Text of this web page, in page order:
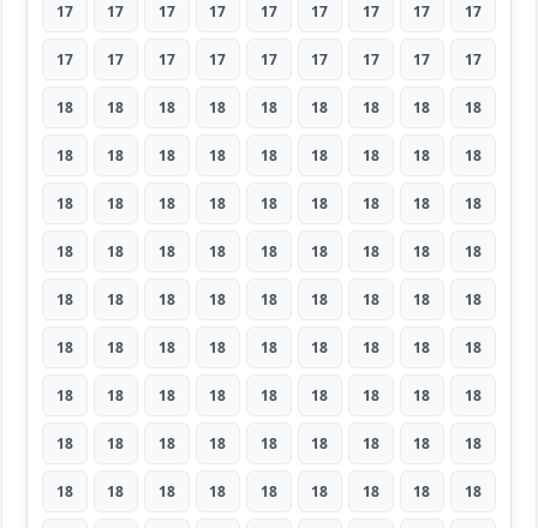
17 17 17 17 17 17 17 17 17
17 17 17 17 17 17 17 17 17
18 18 18 18 18 18 18 18 18
18 18 18 18 18 18 18 18 18
18 18 18 18 18 18 18 18 18
18 18 18 18 18 18 18 18 18
18 18 18 18 18 18 18 18 18
18 18 18 18 18 18 18 18 18
18 18 18 18 18 18 18 18 18
18 18 18 18 18 18 18 18 18
18 18 18 18 18 18 18 18 18